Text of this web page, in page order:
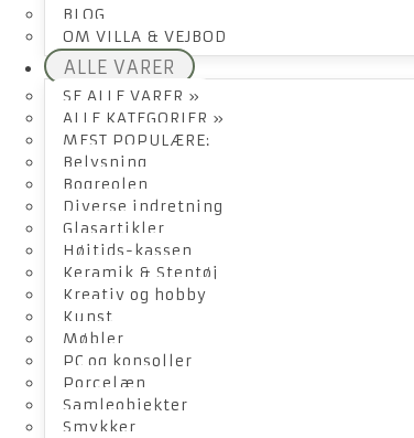
BLOG
OM VILLA & VEJBOD
ALLE VARER
SE ALLE VARER »
ALLE KATEGORIER »
MEST POPULÆRE:
Belysning
Bogreolen
Diverse indretning
Glasartikler
Højtids-kassen
Keramik & Stentøj
Kreativ og hobby
Kunst
Møbler
PC og konsoller
Porcelæn
Samleobjekter
Smykker